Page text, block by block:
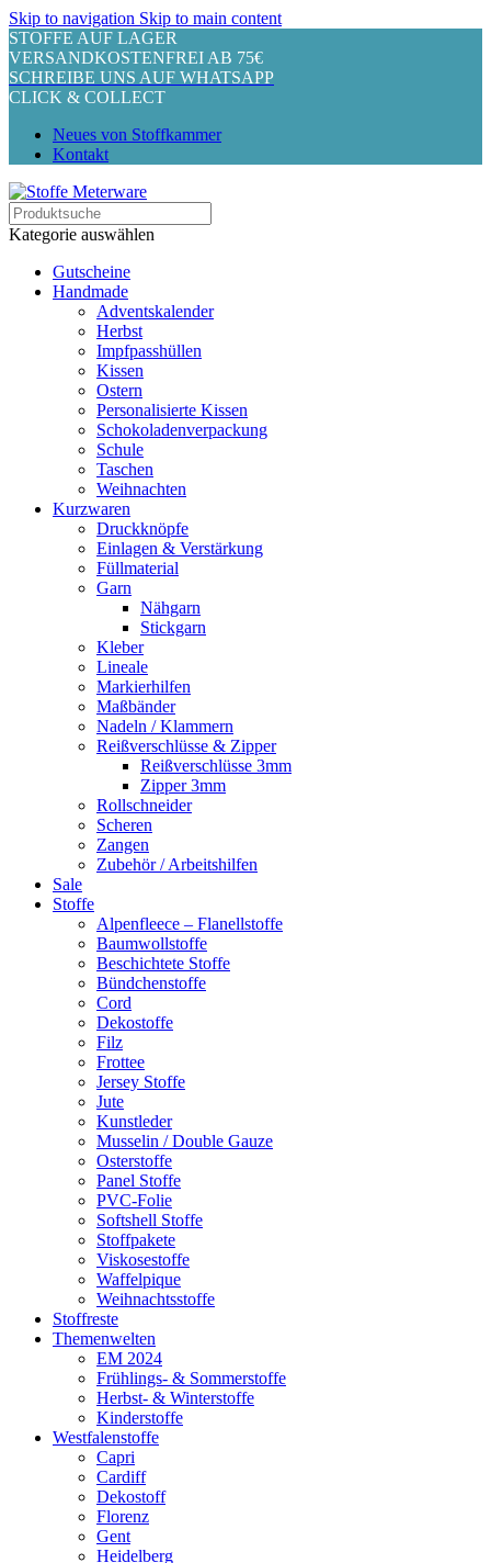
Skip to navigation Skip to main content
STOFFE AUF LAGER
VERSANDKOSTENFREI AB 75€
SCHREIBE UNS AUF WHATSAPP
CLICK & COLLECT
Neues von Stoffkammer
Kontakt
Kategorie auswählen
Gutscheine
Handmade
Adventskalender
Herbst
Impfpasshüllen
Kissen
Ostern
Personalisierte Kissen
Schokoladenverpackung
Schule
Taschen
Weihnachten
Kurzwaren
Druckknöpfe
Einlagen & Verstärkung
Füllmaterial
Garn
Nähgarn
Stickgarn
Kleber
Lineale
Markierhilfen
Maßbänder
Nadeln / Klammern
Reißverschlüsse & Zipper
Reißverschlüsse 3mm
Zipper 3mm
Rollschneider
Scheren
Zangen
Zubehör / Arbeitshilfen
Sale
Stoffe
Alpenfleece – Flanellstoffe
Baumwollstoffe
Beschichtete Stoffe
Bündchenstoffe
Cord
Dekostoffe
Filz
Frottee
Jersey Stoffe
Jute
Kunstleder
Musselin / Double Gauze
Osterstoffe
Panel Stoffe
PVC-Folie
Softshell Stoffe
Stoffpakete
Viskosestoffe
Waffelpique
Weihnachtsstoffe
Stoffreste
Themenwelten
EM 2024
Frühlings- & Sommerstoffe
Herbst- & Winterstoffe
Kinderstoffe
Westfalenstoffe
Capri
Cardiff
Dekostoff
Florenz
Gent
Heidelberg